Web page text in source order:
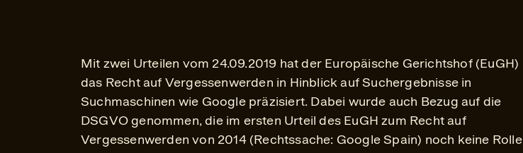
Mit zwei Urteilen vom 24.09.2019 hat der Europäische Gerichtshof (EuGH)
das Recht auf Vergessenwerden in Hinblick auf Suchergebnisse in
Suchmaschinen wie Google präzisiert. Dabei wurde auch Bezug auf die
DSGVO genommen, die im ersten Urteil des EuGH zum Recht auf
Vergessenwerden von 2014 (Rechtssache: Google Spain) noch keine Rolle